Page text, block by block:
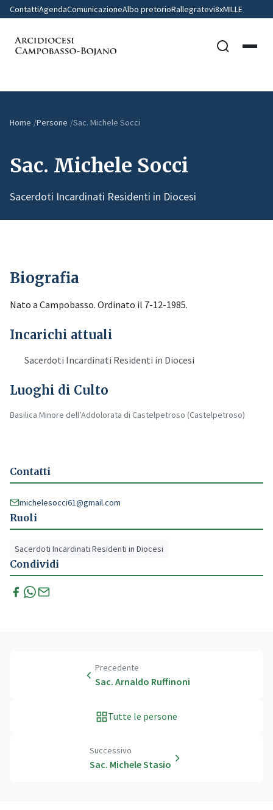
ContattiAgendaComunicazioneAlbo pretorioRallegratevi8xMILLE
Home Persone Sac. Michele Socci
Sac. Michele Socci
Sacerdoti Incardinati Residenti in Diocesi
Biografia
Nato a Campobasso. Ordinato il 7-12-1985.
Incarichi attuali
Sacerdoti Incardinati Residenti in Diocesi
Luoghi di Culto
Basilica Minore dell’Addolorata di Castelpetroso (Castelpetroso)
Contatti
michelesocci61@gmail.com
Ruoli
Sacerdoti Incardinati Residenti in Diocesi
Condividi
Precedente
Sac. Arnaldo Ruffinoni
Tutte le persone
Successivo
Sac. Michele Stasio